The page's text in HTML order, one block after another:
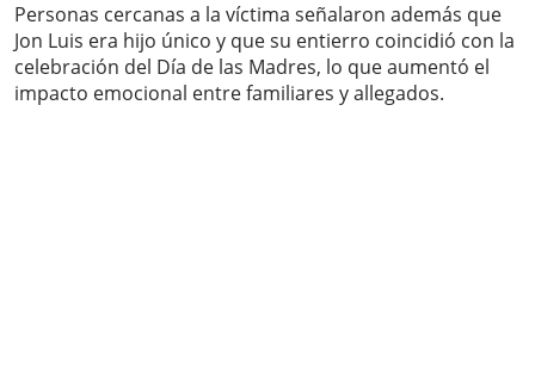
Personas cercanas a la víctima señalaron además que
Jon Luis era hijo único y que su entierro coincidió con la
celebración del Día de las Madres, lo que aumentó el
impacto emocional entre familiares y allegados.